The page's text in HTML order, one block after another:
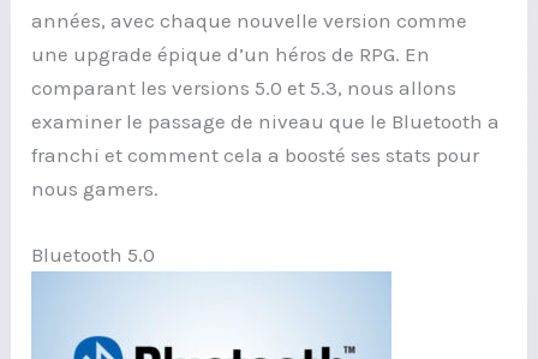
années, avec chaque nouvelle version comme
une upgrade épique d’un héros de RPG. En
comparant les versions 5.0 et 5.3, nous allons
examiner le passage de niveau que le Bluetooth a
franchi et comment cela a boosté ses stats pour
nous gamers.
Bluetooth 5.0